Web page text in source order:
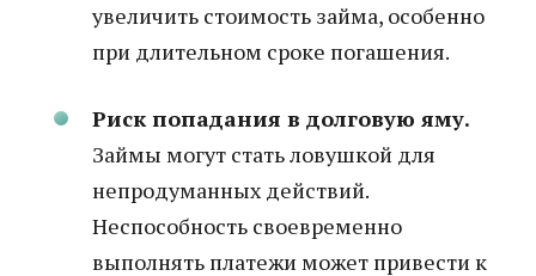
увеличить стоимость займа, особенно
при длительном сроке погашения.
Риск попадания в долговую яму.
Займы могут стать ловушкой для
непродуманных действий.
Неспособность своевременно
выполнять платежи может привести к